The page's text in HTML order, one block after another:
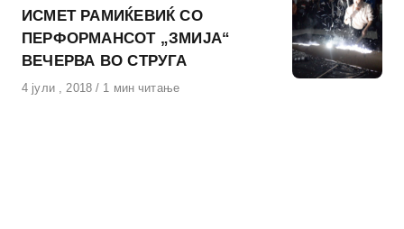
ИСМЕТ РАМИЌЕВИЌ СО
ПЕРФОРМАНСОТ „ЗМИЈА“
ВЕЧЕРВА ВО СТРУГА
Објавено
4 јули , 2018 1 мин читање